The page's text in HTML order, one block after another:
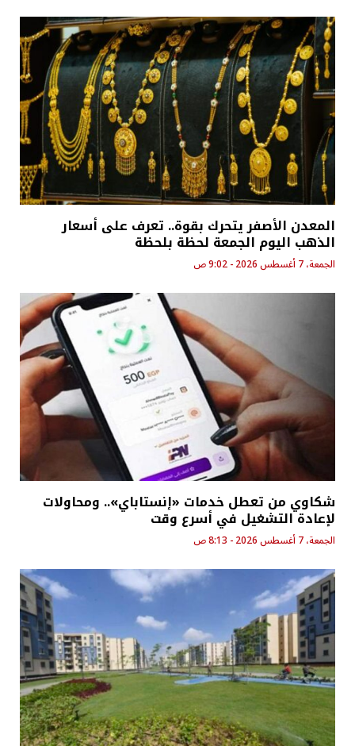
المعدن الأصفر يتحرك بقوة.. تعرف على أسعار
الذهب اليوم الجمعة لحظة بلحظة
الجمعة، 7 أغسطس 2026 - 9:02 ص
شكاوي من تعطل خدمات «إنستاباي».. ومحاولات
لإعادة التشغيل في أسرع وقت
الجمعة، 7 أغسطس 2026 - 8:13 ص